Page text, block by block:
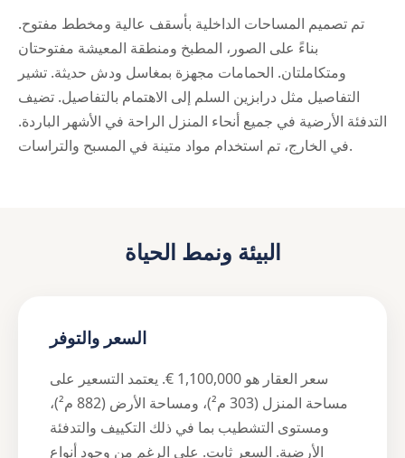
تم تصميم المساحات الداخلية بأسقف عالية ومخطط مفتوح.
بناءً على الصور، المطبخ ومنطقة المعيشة مفتوحتان
ومتكاملتان. الحمامات مجهزة بمغاسل ودش حديثة. تشير
التفاصيل مثل درابزين السلم إلى الاهتمام بالتفاصيل. تضيف
التدفئة الأرضية في جميع أنحاء المنزل الراحة في الأشهر الباردة.
في الخارج، تم استخدام مواد متينة في المسبح والتراسات.
البيئة ونمط الحياة
السعر والتوفر
سعر العقار هو 1,100,000 €. يعتمد التسعير على
مساحة المنزل (303 م²)، ومساحة الأرض (882 م²)،
ومستوى التشطيب بما في ذلك التكييف والتدفئة
الأرضية. السعر ثابت. على الرغم من وجود أنواع